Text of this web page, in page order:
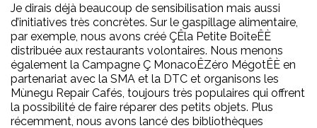
Je dirais déjà beaucoup de sensibilisation mais aussi
d’initiatives très concrètes. Sur le gaspillage alimentaire,
par exemple, nous avons créé ÇÊla Petite BoîteÊÈ
distribuée aux restaurants volontaires. Nous menons
également la Campagne Ç MonacoÊZéro MégotÊÈ en
partenariat avec la SMA et la DTC et organisons les
Mùnegu Repair Cafés, toujours très populaires qui offrent
la possibilité de faire réparer des petits objets. Plus
récemment, nous avons lancé des bibliothèques